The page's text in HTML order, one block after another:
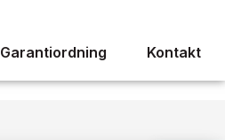
Garantiordning Kontakt